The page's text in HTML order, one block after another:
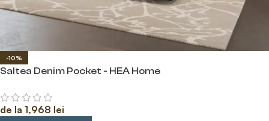
-10%
Saltea Denim Pocket - HEA Home
de la 1,968 lei